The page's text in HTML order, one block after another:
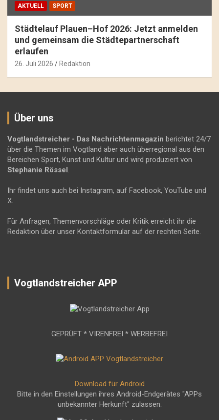
AKTUELL SPORT
Städtelauf Plauen–Hof 2026: Jetzt anmelden
und gemeinsam die Städtepartnerschaft
erlaufen
26. Juli 2026 Redaktion
Über uns
Vogtlandstreicher - Das Nachrichtenmagazin berichtet 24/7
über die Themen im Vogtland aber auch überregional aus den
Bereichen Sport, Kunst und Kultur und wird produziert von
Stephanie Rössel .
Ihr findet uns auch bei Instagram, auf Facebook, YouTube und
X.
Für Anfragen, Themenvorschläge oder Kritik erreicht ihr die
Redaktion über unser Kontaktformular auf der rechten Seite.
Vogtlandstreicher APP
GEPRÜFT * VIRENFREI * WERBEFREI
Download für Android
Bitte in den Einstellungen ihres Android-Endgerätes "APPs
unbekannter Herkunft" zulassen.